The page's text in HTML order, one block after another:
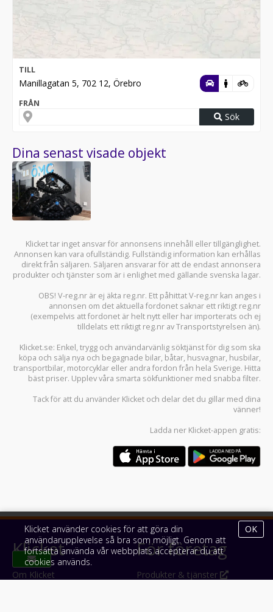
TILL
Manillagatan 5, 702 12, Örebro
FRÅN
Sök
Dina senast visade objekt
Klicket tar inget ansvar för annonsens innehåll eller tillgänglighet.
Annonsen kan vara ofullständig. Fullständig information kan erhållas
direkt från säljaren. Säljaren ansvarar för att de endast annonsera
produkter och tjänster som är i enlighet med gällande svenska lagar.
OBS! V-reg.nr är ej äkta reg.nr. Ett påhittat V-reg.nr kan anges i
annonsen om det aktuella fordonet saknar ett riktigt reg.nr
(exempelvis att fordonet är helt nytt eller har importerats och ej
tilldelats ett riktigt reg.nr av Transportstyrelsen än).
Klicket.se: Enkel, trygg och användarvänlig söktjänst för dig som ska
köpa och sälja nya och begagnade bilar, båtar, husvagnar, husbilar,
transportbilar, motorcyklar eller andra fordon från hela Sverige. Hitta
bäst priser. Upplev våra smarta sökfunktioner med snabba filter.
Tack för att du använder Klicket och delar det du gillar med dina
vänner!
Ladda ner Klicket-appen gratis:
Klicket
Om Klicket
För företag
Produkter & tjänster
Klicket använder cookies för att göra din
användarupplevelse så bra som möjligt. Genom att
fortsätta använda vår webbplats accepterar du att
cookies används.
OK